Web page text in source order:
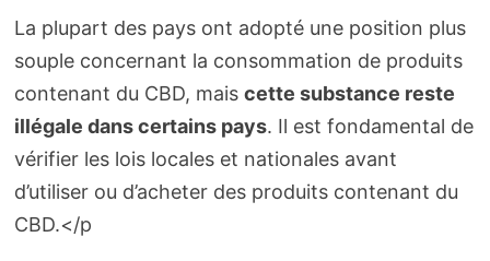
La plupart des pays ont adopté une position plus
souple concernant la consommation de produits
contenant du CBD, mais cette substance reste
illégale dans certains pays. Il est fondamental de
vérifier les lois locales et nationales avant
d’utiliser ou d’acheter des produits contenant du
CBD.</p